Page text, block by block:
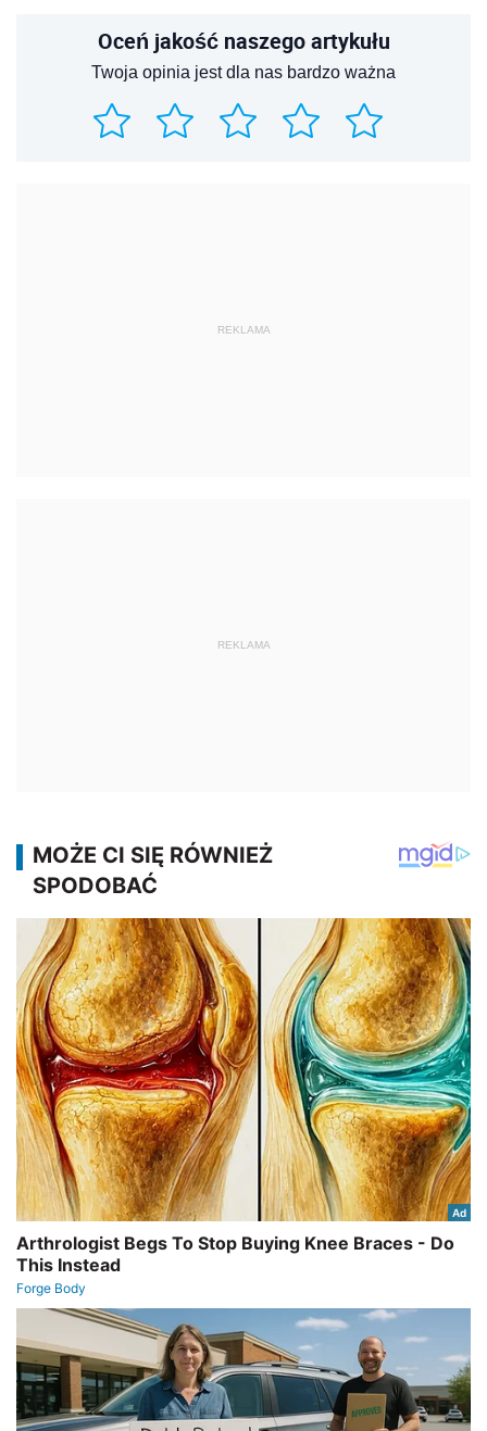
Oceń jakość naszego artykułu
Twoja opinia jest dla nas bardzo ważna
REKLAMA
REKLAMA